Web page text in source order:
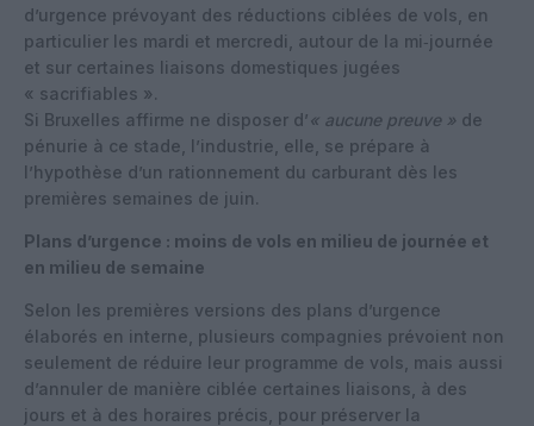
d’urgence prévoyant des réductions ciblées de vols, en
particulier les mardi et mercredi, autour de la mi‑journée
et sur certaines liaisons domestiques jugées
« sacrifiables ».
Si Bruxelles affirme ne disposer d’« aucune preuve » de
pénurie à ce stade, l’industrie, elle, se prépare à
l’hypothèse d’un rationnement du carburant dès les
premières semaines de juin.
Plans d’urgence : moins de vols en milieu de journée et
en milieu de semaine
Selon les premières versions des plans d’urgence
élaborés en interne, plusieurs compagnies prévoient non
seulement de réduire leur programme de vols, mais aussi
d’annuler de manière ciblée certaines liaisons, à des
jours et à des horaires précis, pour préserver la